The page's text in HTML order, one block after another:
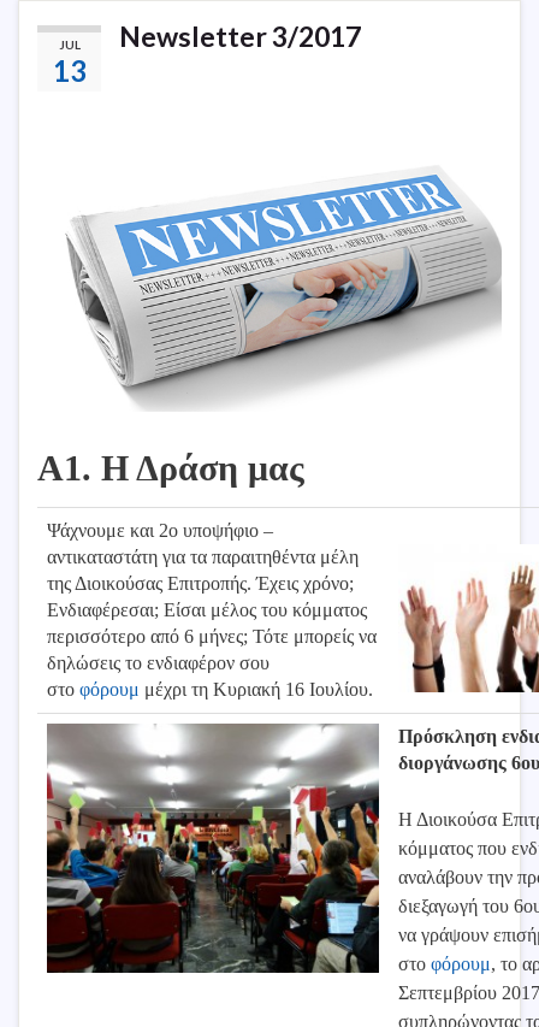
JUL
13
Newsletter 3/2017
Α1. Η Δράση μας
Ψάχνουμε και 2ο υποψήφιο –
αντικαταστάτη για τα παραιτηθέντα μέλη
της Διοικούσας Επιτροπής. Έχεις χρόνο;
Ενδιαφέρεσαι; Είσαι μέλος του κόμματος
περισσότερο από 6 μήνες; Τότε μπορείς να
δηλώσεις το ενδιαφέρον σου
στο φόρουμ μέχρι τη Κυριακή 16 Ιουλίου.
Πρόσκληση
διοργάνωσης
Η Διοικούσα
κόμματος που
αναλάβουν την
διεξαγωγή του
να γράψουν
στο φόρουμ, το
Σεπτεμβρίου
συπληρώνοντας